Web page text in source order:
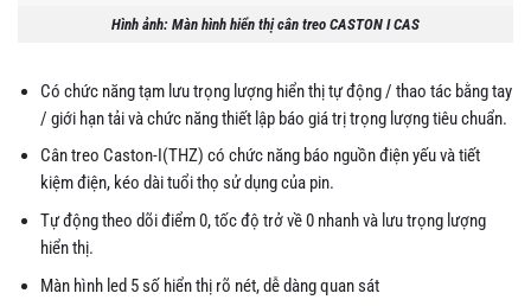
Hình ảnh: Màn hình hiển thị cân treo CASTON I CAS
Có chức năng tạm lưu trọng lượng hiển thị tự động / thao tác bằng tay
/ giới hạn tải và chức năng thiết lập báo giá trị trọng lượng tiêu chuẩn.
Cân treo Caston-I(THZ) có chức năng báo nguồn điện yếu và tiết
kiệm điện, kéo dài tuổi thọ sử dụng của pin.
Tự động theo dõi điểm 0, tốc độ trở về 0 nhanh và lưu trọng lượng
hiển thị.
Màn hình led 5 số hiển thị rõ nét, dễ dàng quan sát